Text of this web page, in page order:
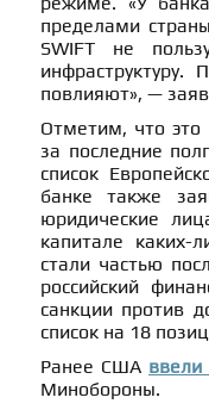
пределами
SWIFT не
повлияют», —
Отметим, что это
за последние
список
банке также
юридические
капитале каких-
стали частью
российский
санкции против
список на 18
Ранее США ввели
Минобороны.